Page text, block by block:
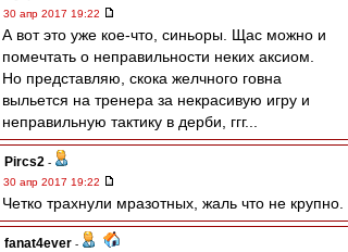
30 апр 2017 19:22
А вот это уже кое-что, синьоры. Щас можно и
помечтать о неправильности неких аксиом.
Но представляю, скока желчного говна
выльется на тренера за некрасивую игру и
неправильную тактику в дерби, ггг...
Pircs2 -
30 апр 2017 19:22
Четко трахнули мразотных, жаль что не крупно.
fanat4ever -